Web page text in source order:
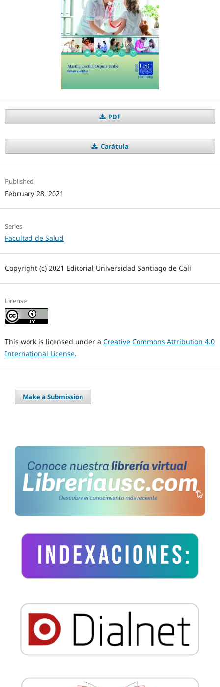
PDF
Carátula
Published
February 28, 2021
Series
Facultad de Salud
Copyright (c) 2021 Editorial Universidad Santiago de Cali
License
This work is licensed under a Creative Commons Attribution 4.0
International License.
Make a Submission